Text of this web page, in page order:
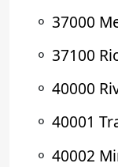
⚬ 37000
⚬ 37100
⚬ 40000
⚬ 40001
⚬ 40002